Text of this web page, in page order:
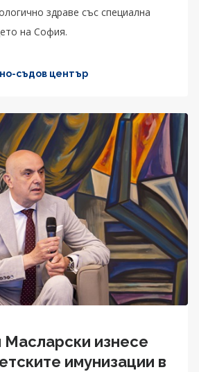
здраве със специална
на София.
съдов център
изнесе
имунизации в